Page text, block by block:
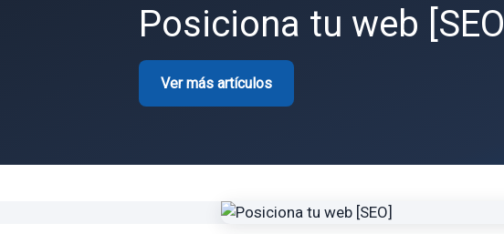
Posiciona tu web [SEO]
Ver más artículos